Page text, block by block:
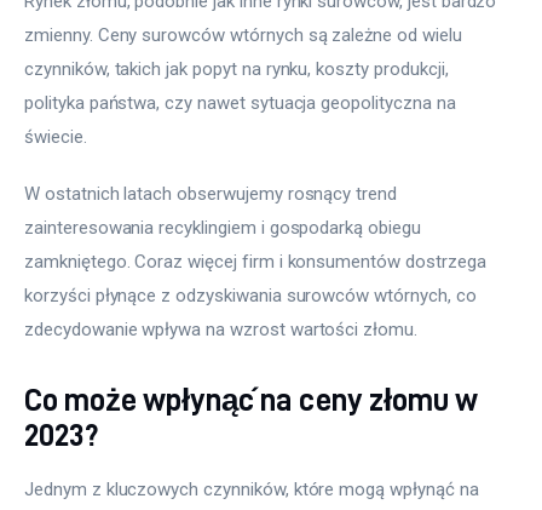
zmienny. Ceny surowców wtórnych są zależne od wielu
czynników, takich jak popyt na rynku, koszty produkcji,
polityka państwa, czy nawet sytuacja geopolityczna na
świecie.
W ostatnich latach obserwujemy rosnący trend
zainteresowania recyklingiem i gospodarką obiegu
zamkniętego. Coraz więcej firm i konsumentów dostrzega
korzyści płynące z odzyskiwania surowców wtórnych, co
zdecydowanie wpływa na wzrost wartości złomu.
Co może wpłynąć na ceny złomu w
2023?
Jednym z kluczowych czynników, które mogą wpłynąć na